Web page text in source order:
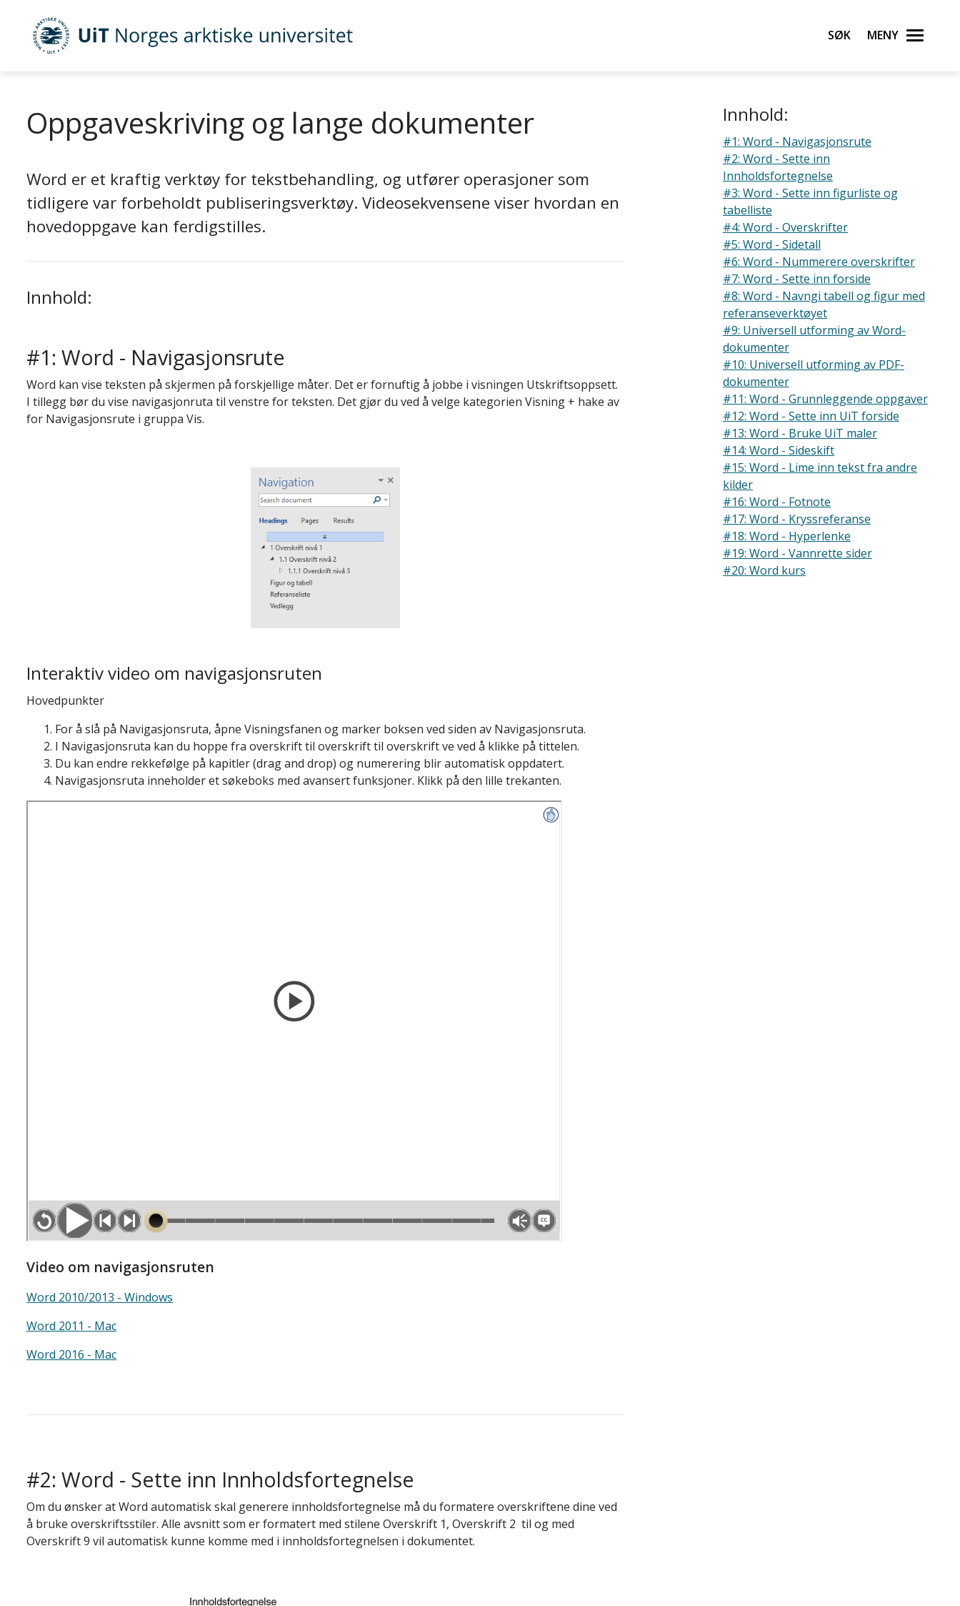
Gå til hovedinnhold
UiT Norges arktiske universitet Søk Meny
Oppgaveskriving og lange dokumenter
Word er et kraftig verktøy for tekstbehandling, og utfører operasjoner som
tidligere var forbeholdt publiseringsverktøy. Videosekvensene viser hvordan en
hovedoppgave kan ferdigstilles.
Innhold:
#1: Word - Navigasjonsrute
Word kan vise teksten på skjermen på forskjellige måter. Det er fornuftig å jobbe i visningen Utskriftsoppsett.
I tillegg bør du vise navigasjonruta til venstre for teksten. Det gjør du ved å velge kategorien Visning + hake av
for Navigasjonsrute i gruppa Vis.
Interaktiv video om navigasjonsruten
Hovedpunkter
For å slå på Navigasjonsruta, åpne Visningsfanen og marker boksen ved siden av Navigasjonsruta.
I Navigasjonsruta kan du hoppe fra overskrift til overskrift til overskrift ve ved å klikke på tittelen.
Du kan endre rekkefølge på kapitler (drag and drop) og numerering blir automatisk oppdatert.
Navigasjonsruta inneholder et søkeboks med avansert funksjoner. Klikk på den lille trekanten.
Video om navigasjonsruten
Word 2010/2013 - Windows
Word 2011 - Mac
Word 2016 - Mac
#2: Word - Sette inn Innholdsfortegnelse
Om du ønsker at Word automatisk skal generere innholdsfortegnelse må du formatere overskriftene dine ved
å bruke overskriftsstiler. Alle avsnitt som er formatert med stilene Overskrift 1, Overskrift 2 til og med
Overskrift 9 vil automatisk kunne komme med i innholdsfortegnelsen i dokumentet.
Innhold:
#1: Word - Navigasjonsrute
#2: Word - Sette inn
Innholdsfortegnelse
#3: Word - Sette inn figurliste og
tabelliste
#4: Word - Overskrifter
#5: Word - Sidetall
#6: Word - Nummerere overskrifter
#7: Word - Sette inn forside
#8: Word - Navngi tabell og figur med
referanseverktøyet
#9: Universell utforming av Word-
dokumenter
#10: Universell utforming av PDF-
dokumenter
#11: Word - Grunnleggende oppgaver
#12: Word - Sette inn UiT forside
#13: Word - Bruke UiT maler
#14: Word - Sideskift
#15: Word - Lime inn tekst fra andre
kilder
#16: Word - Fotnote
#17: Word - Kryssreferanse
#18: Word - Hyperlenke
#19: Word - Vannrette sider
#20: Word kurs